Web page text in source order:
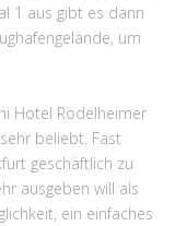
1 aus gibt es dann
um
Hotel Rödelheimer
beliebt. Fast
geschäftlich zu
ausgeben will als
ein einfaches